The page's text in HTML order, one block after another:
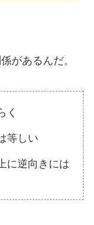
があるんだ。
く
等しい
に逆向きには